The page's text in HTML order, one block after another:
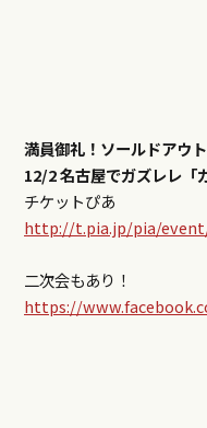
満員御礼！ソールドアウト
12/2 名古屋でガズレレ「
チケットぴあ
http://t.pia.jp/pia/
二次会もあり！
https://